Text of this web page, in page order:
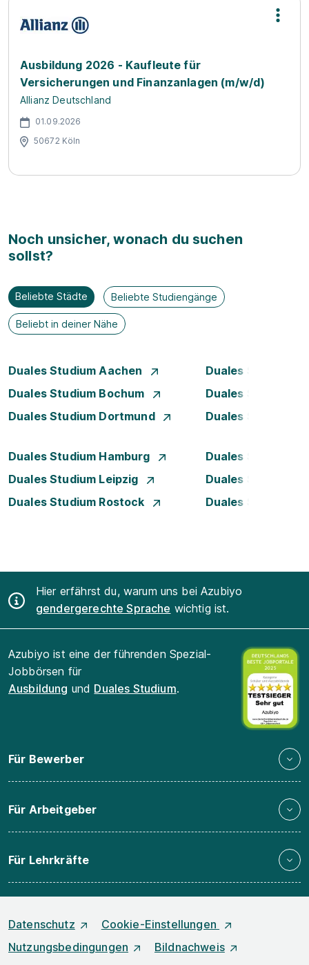
Ausbildung 2026 - Kaufleute für
Versicherungen und Finanzanlagen (m/w/d)
Allianz Deutschland
01.09.2026
50672 Köln
Noch unsicher, wonach du suchen
sollst?
Beliebte Städte Beliebte Studiengänge
Beliebt in deiner Nähe
Duales Studium Aachen
Duales Studium
Duales Studium Bochum
Duales Studium
Duales Studium Dortmund
Duales Studium
Duales Studium Hamburg
Duales Studium
Duales Studium Leipzig
Duales Studium
Duales Studium Rostock
Duales Studium
Hier erfährst du, warum uns bei Azubiyo
gendergerechte Sprache wichtig ist.
Azubiyo ist eine der führenden Spezial-
Jobbörsen für
Ausbildung und Duales Studium.
Für Bewerber
Für Arbeitgeber
Für Lehrkräfte
Datenschutz
Cookie-Einstellungen
Nutzungsbedingungen
Bildnachweis